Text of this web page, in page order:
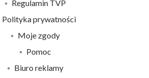
TVP
Cyfrowa
Regulamin TVP
Polityka prywatności
Moje zgody
Pomoc
Biuro reklamy